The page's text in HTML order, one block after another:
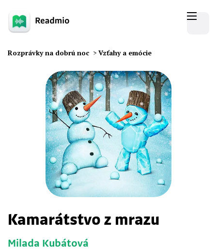
Rozprávky na dobrú noc > Vzťahy a emócie
Kamarátstvo z mrazu
Milada Kubátová